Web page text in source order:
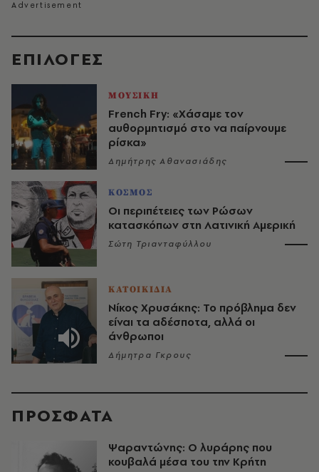
EΠΙΛΟΓΈΣ
ΜΟΥΣΙΚΗ
French Fry: «Χάσαμε τον
αυθορμητισμό στο να παίρνουμε
ρίσκα»
Δημήτρης Αθανασιάδης
ΚΟΣΜΟΣ
Οι περιπέτειες των Ρώσων
κατασκόπων στη Λατινική Αμερική
Σώτη Τριανταφύλλου
ΚΑΤΟΙΚΙΔΙΑ
Νίκος Χρυσάκης: Το πρόβλημα δεν
είναι τα αδέσποτα, αλλά οι
άνθρωποι
Δήμητρα Γκρους
ΠΡΟΣΦΑΤΑ
Ψαραντώνης: Ο λυράρης που
κουβαλά μέσα του την Κρήτη